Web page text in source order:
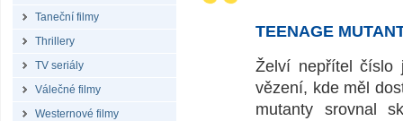
Taneční filmy
Thrillery
TV seriály
Válečné filmy
Westernové filmy
TEENAGE
Želví nepřítel číslo
vězení, kde měl
mutanty srovnal